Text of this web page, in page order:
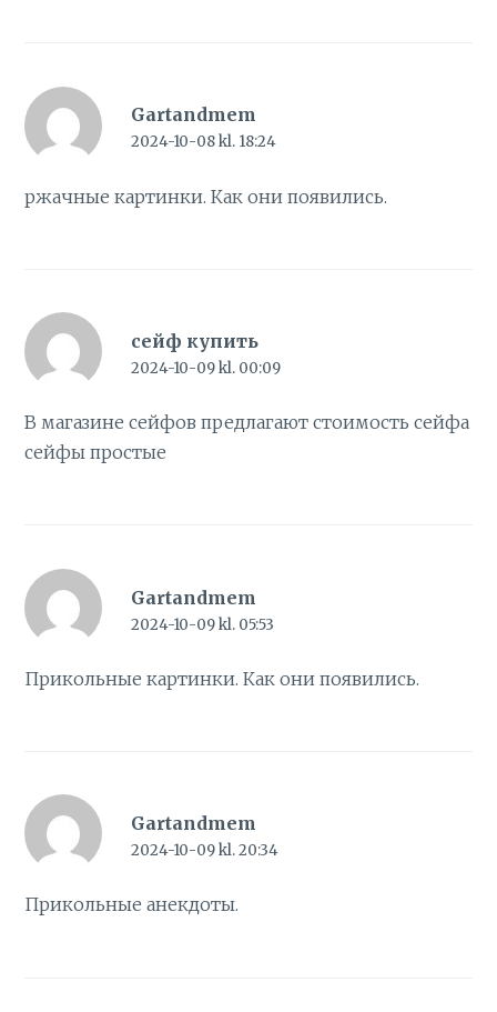
Gartandmem
2024-10-08 kl. 18:24
ржачныекартинки. Как они появились.
сейф купить
2024-10-09 kl. 00:09
В магазине сейфов предлагают стоимость сейфа
сейфы простые
Gartandmem
2024-10-09 kl. 05:53
Прикольныекартинки. Как они появились.
Gartandmem
2024-10-09 kl. 20:34
Прикольныеанекдоты.